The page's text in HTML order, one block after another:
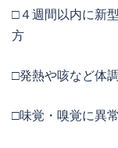
□４週間以内に新
方
□発熱や咳など体
□味覚・嗅覚に異